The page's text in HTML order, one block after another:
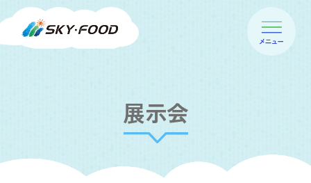
展示会